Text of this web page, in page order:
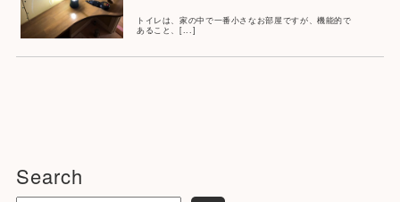
トイレは、家の中で一番小さなお部屋ですが、機能的で
あること、[...]
Search